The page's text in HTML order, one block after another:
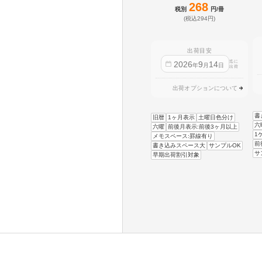
税別 268 円/冊
(税込294円)
出荷目安
2026年9 月 14日
迄に
出荷
出荷オプションについて
旧暦 1ヶ月表示
土曜日色分け
六曜 前後月表示:前後3ヶ月以上
メモスペース:罫線有り
書き込みスペース大 サンプルOK
早期出荷割引対象
書
六
1
前
サ